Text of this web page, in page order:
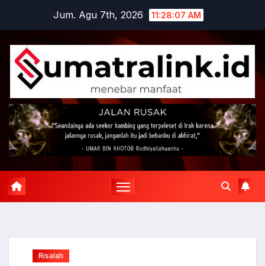
content
Jum. Agu 7th, 2026 11:28:07 AM
Risalah